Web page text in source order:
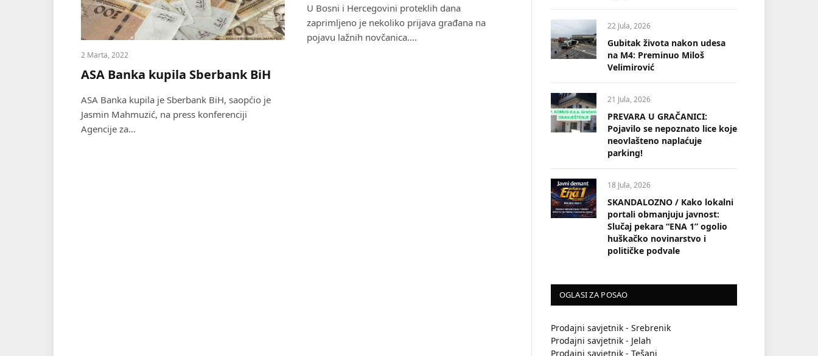
2 Marta, 2022
ASA Banka kupila Sberbank BiH
ASA Banka kupila je Sberbank BiH, saopćio je
Jasmin Mahmuzić, na press konferenciji
Agencije za…
U Bosni i Hercegovini proteklih dana
zaprimljeno je nekoliko prijava građana na
pojavu lažnih novčanica.…
22 Jula, 2026
Gubitak života nakon udesa
na M4: Preminuo Miloš
Velimirović
21 Jula, 2026
PREVARA U GRAČANICI:
Pojavilo se nepoznato lice koje
neovlašteno naplaćuje
parking!
18 Jula, 2026
SKANDALOZNO / Kako lokalni
portali obmanjuju javnost:
Slučaj pekara “ENA 1” ogolio
huškačko novinarstvo i
političke podvale
OGLASI ZA POSAO
Prodajni savjetnik - Srebrenik
Prodajni savjetnik - Jelah
Prodajni savjetnik - Tešanj